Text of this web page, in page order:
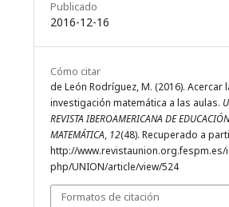
Publicado
2016-12-16
Cómo citar
de León Rodríguez, M. (2016). Acercar
investigación matemática a las aulas.
REVISTA IBEROAMERICANA DE EDUCACIÓN
MATEMÁTICA, 12(48). Recuperado a
http://www.revistaunion.org.fespm.es/
php/UNION/article/view/524
Formatos de citación